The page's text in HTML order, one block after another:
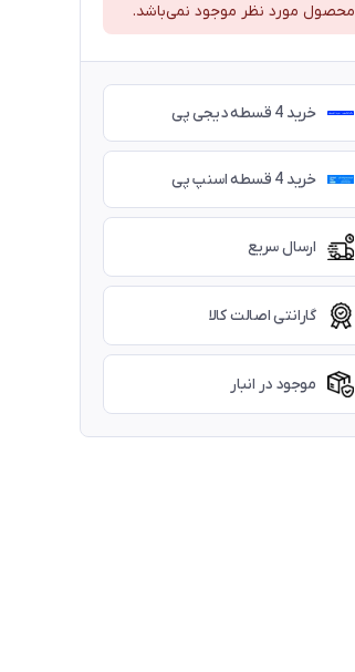
محصول مورد نظر موجود نمی‌باشد.
خرید 4 قسطه دیجی پی
خرید 4 قسطه اسنپ پی
ارسال سریع
گارانتی اصالت کالا
موجود در انبار